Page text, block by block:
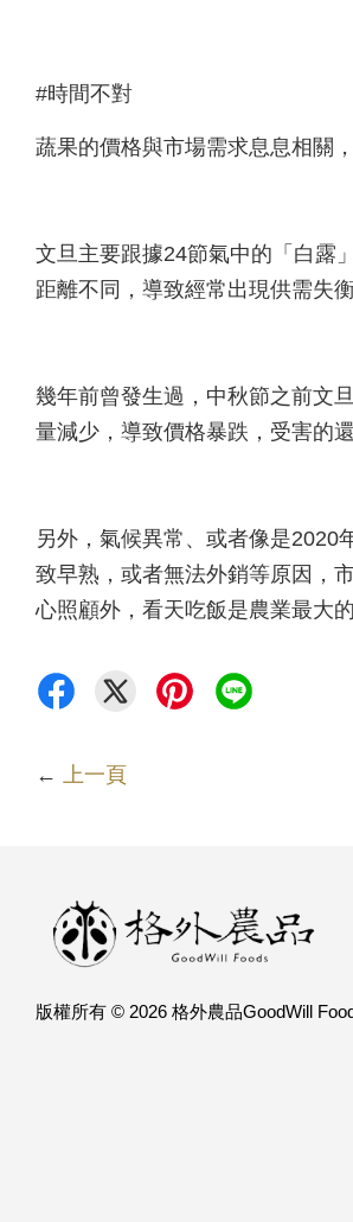
#時間不對
蔬果的價格與市場需求息息相關
文旦主要跟據24節氣中的「白露
距離不同，導致經常出現供需失衡
幾年前曾發生過，中秋節之前文
量減少，導致價格暴跌，受害的還
另外，氣候異常、或者像是2020
致早熟，或者無法外銷等原因，
心照顧外，看天吃飯是農業最大的
← 上一頁
版權所有 © 2026 格外農品GoodWill